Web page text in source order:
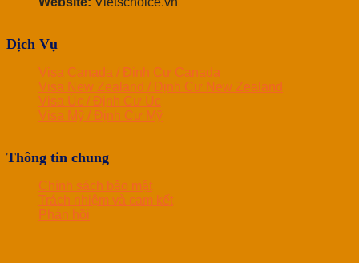
Dịch Vụ
Visa Canada / Định Cư Canada
Visa New Zealand / Định Cư New Zealand
Visa Úc / Định Cư Úc
Visa Mỹ / Định Cư Mỹ
Thông tin chung
Chính sách bảo mật
Trách nhiệm và cam kết
Phản hồi